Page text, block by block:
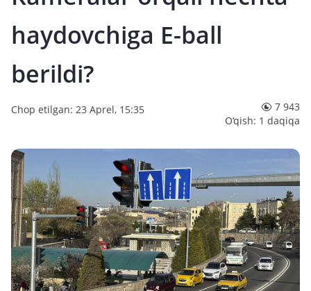
haydovchiga E-ball
berildi?
Chop etilgan: 23 Aprel, 15:35
7 943
O‘qish: 1 daqiqa